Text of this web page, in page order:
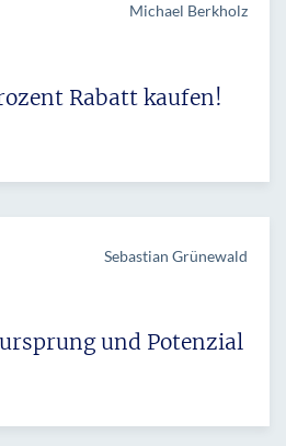
Michael Berkholz
Rabatt kaufen!
Sebastian Grünewald
und Potenzial